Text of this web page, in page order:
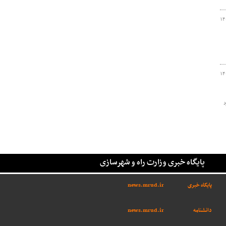
میلیارد
پایگاه خبری وزارت راه و شهرسازی
پایگاه خبری news.mrud.ir
دانشنامه
news.mrud.ir